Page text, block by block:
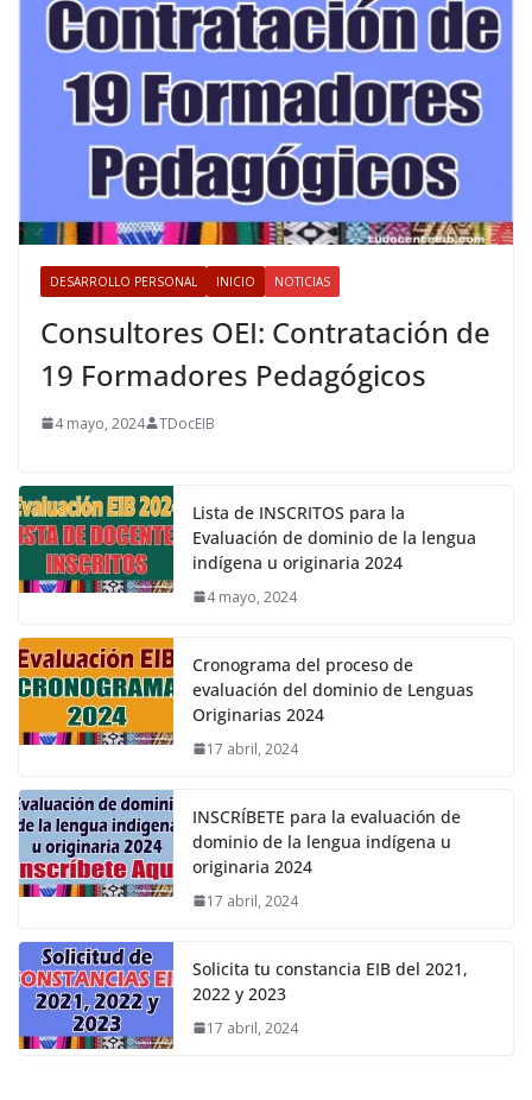
DESARROLLO PERSONAL INICIO NOTICIAS
Consultores OEI: Contratación de
19 Formadores Pedagógicos
4 mayo, 2024 TDocEIB
Lista de INSCRITOS para la
Evaluación de dominio de la lengua
indígena u originaria 2024
4 mayo, 2024
Cronograma del proceso de
evaluación del dominio de Lenguas
Originarias 2024
17 abril, 2024
INSCRÍBETE para la evaluación de
dominio de la lengua indígena u
originaria 2024
17 abril, 2024
Solicita tu constancia EIB del 2021,
2022 y 2023
17 abril, 2024